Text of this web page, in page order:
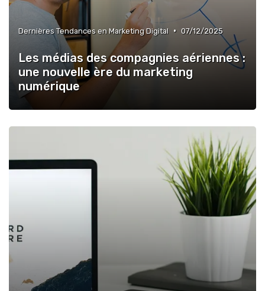
Dernières Tendances en Marketing Digital • 07/12/2025
Les médias des compagnies aériennes :
une nouvelle ère du marketing
numérique